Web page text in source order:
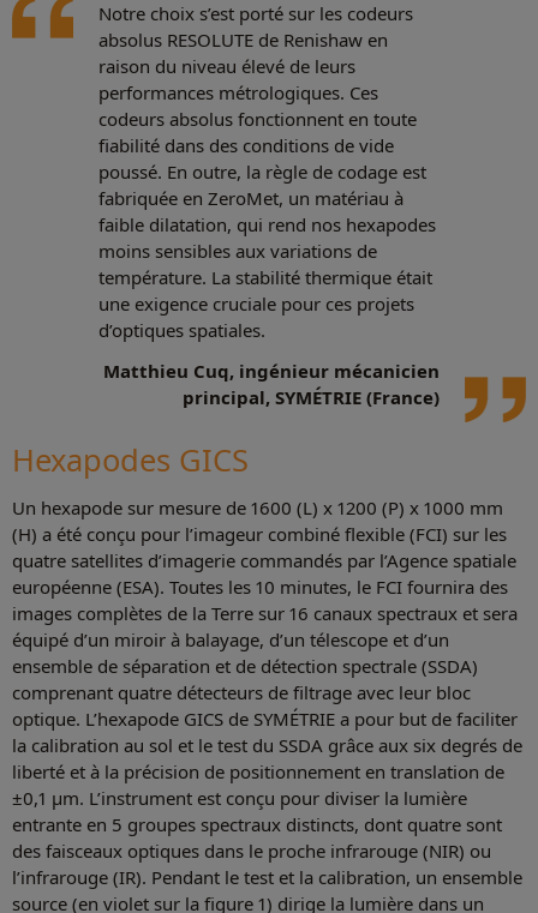
Notre choix s’est porté sur les codeurs
absolus RESOLUTE de Renishaw en
raison du niveau élevé de leurs
performances métrologiques. Ces
codeurs absolus fonctionnent en toute
fiabilité dans des conditions de vide
poussé. En outre, la règle de codage est
fabriquée en ZeroMet, un matériau à
faible dilatation, qui rend nos hexapodes
moins sensibles aux variations de
température. La stabilité thermique était
une exigence cruciale pour ces projets
d’optiques spatiales.
Matthieu Cuq, ingénieur mécanicien
principal, SYMÉTRIE (France)
Hexapodes GICS
Un hexapode sur mesure de 1600 (L) x 1200 (P) x 1000 mm
(H) a été conçu pour l’imageur combiné flexible (FCI) sur les
quatre satellites d’imagerie commandés par l’Agence spatiale
européenne (ESA). Toutes les 10 minutes, le FCI fournira des
images complètes de la Terre sur 16 canaux spectraux et sera
équipé d’un miroir à balayage, d’un télescope et d’un
ensemble de séparation et de détection spectrale (SSDA)
comprenant quatre détecteurs de filtrage avec leur bloc
optique. L’hexapode GICS de SYMÉTRIE a pour but de faciliter
la calibration au sol et le test du SSDA grâce aux six degrés de
liberté et à la précision de positionnement en translation de
±0,1 μm. L’instrument est conçu pour diviser la lumière
entrante en 5 groupes spectraux distincts, dont quatre sont
des faisceaux optiques dans le proche infrarouge (NIR) ou
l’infrarouge (IR). Pendant le test et la calibration, un ensemble
source (en violet sur la figure 1) dirige la lumière dans un